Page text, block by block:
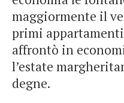
maggiormente il
primi
affrontò in
l’estate
degne.